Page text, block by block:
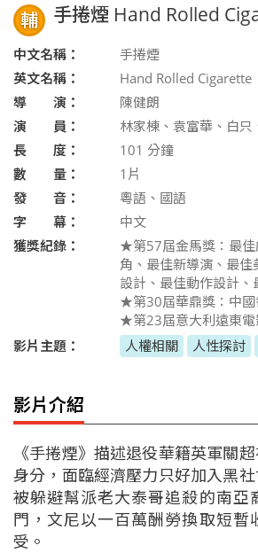
輔 手捲煙 Hand Rolled
中文名稱：
手捲煙
英文名稱：
Hand Rolled Cigarette
導 演：
陳健朗
演 員：
林家棟、袁富華、白只
長 度：
101 分鐘
數 量：
1片
發 音：
粵語、國語
字 幕：
中文
獲獎紀錄：
★第57屆金馬獎：最佳
角、最佳新導演、最佳
設計、最佳動作設計、
★第30屆華鼎獎：中國
★第23屆意大利遠東電
影片主題：
人權相關 人性探討
影片介紹
《手捲煙》描述退役華籍英軍關
身分，面臨經濟壓力只好加入黑
被躲避幫派老大泰哥追殺的南亞
門，文尼以一百萬酬勞換取短暫
受。